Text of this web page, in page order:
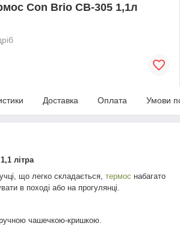
Con Brio CB-305 1,1л
Доставка Оплата Умови
літра
що легко складається, термос набагато
в поході або на прогулянці.
чашечкою-кришкою.